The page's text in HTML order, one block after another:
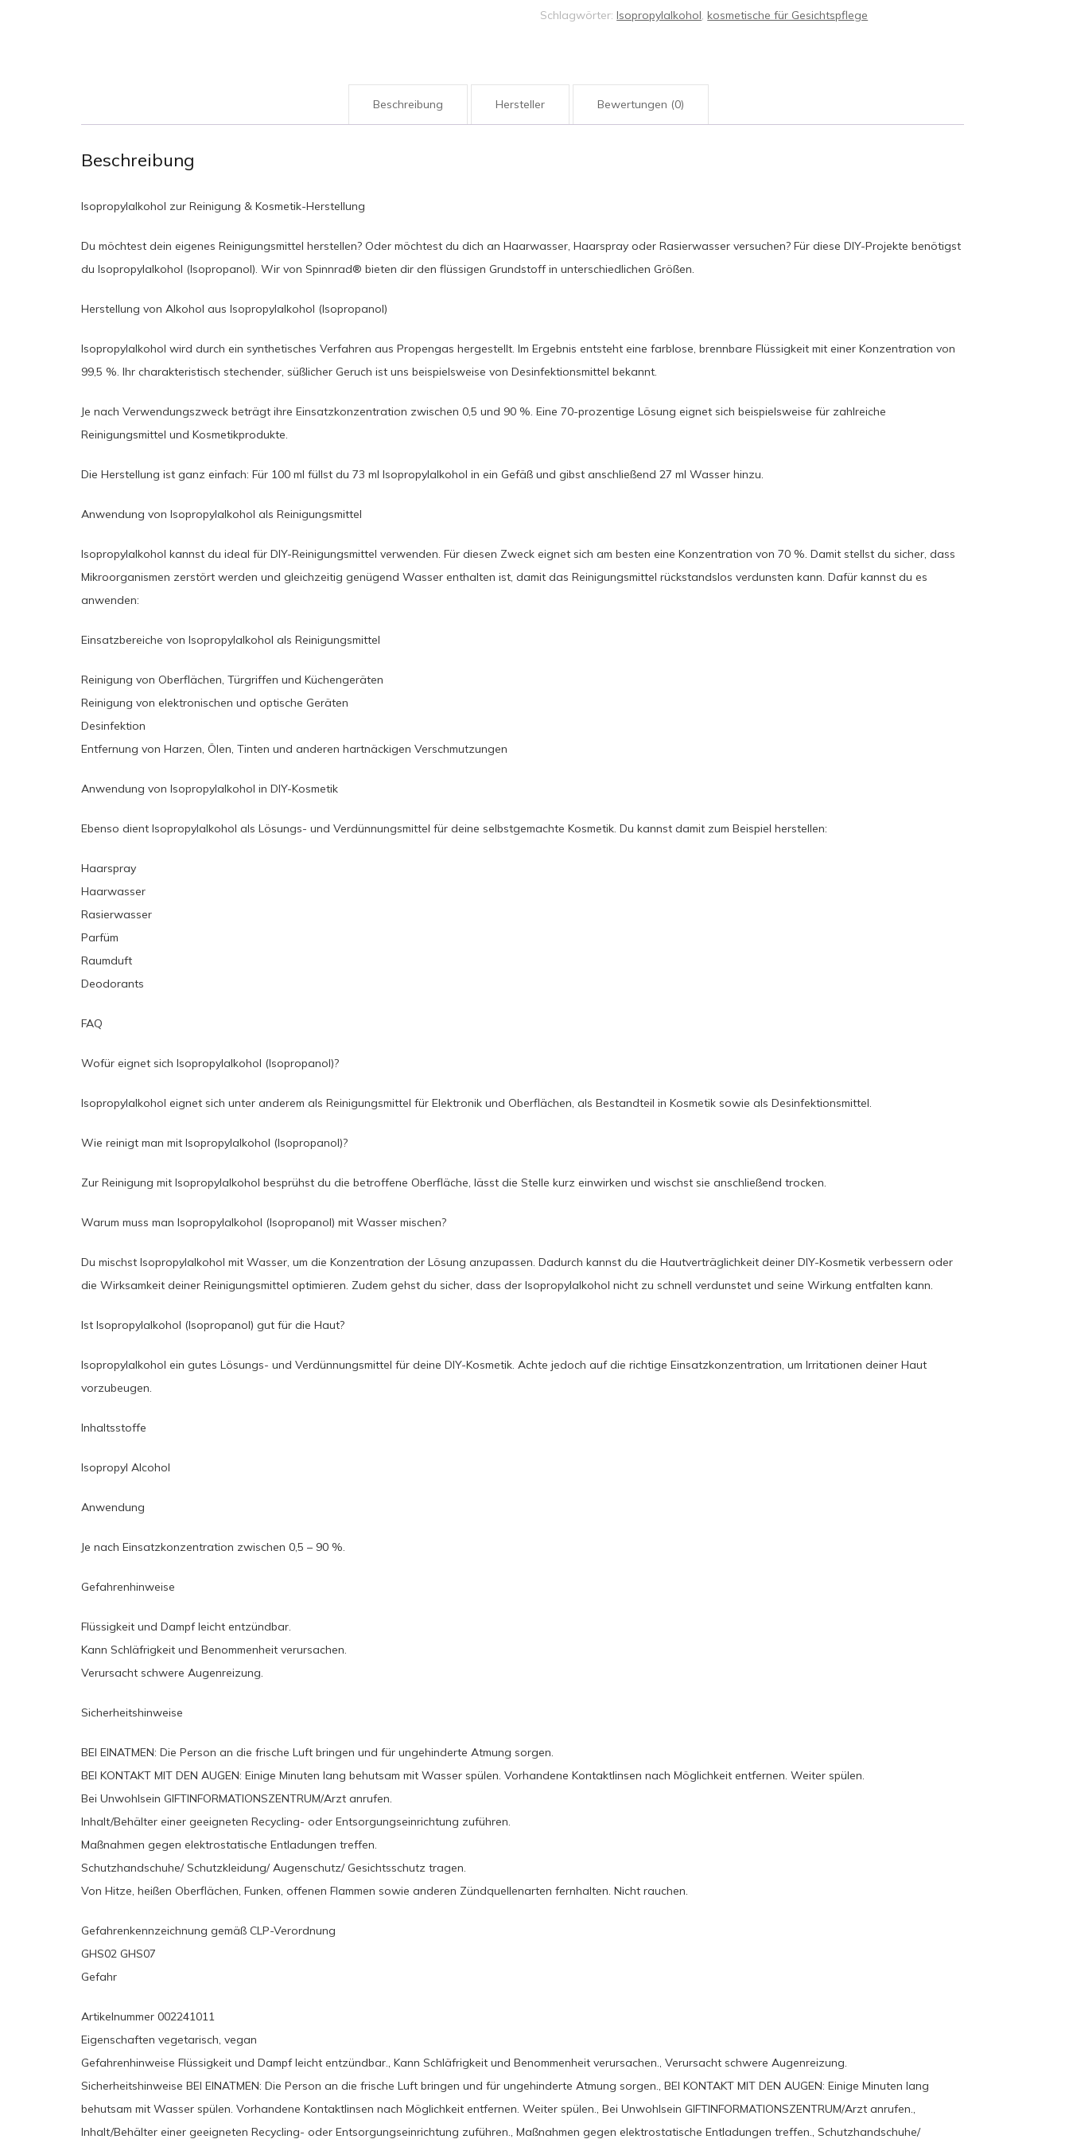
Schlagwörter:Isopropylalkohol,kosmetische für Gesichtspflege
Beschreibung Hersteller Bewertungen (0)
Beschreibung
Isopropylalkohol zur Reinigung & Kosmetik-Herstellung
Du möchtest dein eigenes Reinigungsmittel herstellen? Oder möchtest du dich an Haarwasser, Haarspray oder Rasierwasser versuchen? Für diese DIY-Projekte benötigst
du Isopropylalkohol (Isopropanol). Wir von Spinnrad® bieten dir den flüssigen Grundstoff in unterschiedlichen Größen.
Herstellung von Alkohol aus Isopropylalkohol (Isopropanol)
Isopropylalkohol wird durch ein synthetisches Verfahren aus Propengas hergestellt. Im Ergebnis entsteht eine farblose, brennbare Flüssigkeit mit einer Konzentration von
99,5 %. Ihr charakteristisch stechender, süßlicher Geruch ist uns beispielsweise von Desinfektionsmittel bekannt.
Je nach Verwendungszweck beträgt ihre Einsatzkonzentration zwischen 0,5 und 90 %. Eine 70-prozentige Lösung eignet sich beispielsweise für zahlreiche
Reinigungsmittel und Kosmetikprodukte.
Die Herstellung ist ganz einfach: Für 100 ml füllst du 73 ml Isopropylalkohol in ein Gefäß und gibst anschließend 27 ml Wasser hinzu.
Anwendung von Isopropylalkohol als Reinigungsmittel
Isopropylalkohol kannst du ideal für DIY-Reinigungsmittel verwenden. Für diesen Zweck eignet sich am besten eine Konzentration von 70 %. Damit stellst du sicher, dass
Mikroorganismen zerstört werden und gleichzeitig genügend Wasser enthalten ist, damit das Reinigungsmittel rückstandslos verdunsten kann. Dafür kannst du es
anwenden:
Einsatzbereiche von Isopropylalkohol als Reinigungsmittel
Reinigung von Oberflächen, Türgriffen und Küchengeräten
Reinigung von elektronischen und optische Geräten
Desinfektion
Entfernung von Harzen, Ölen, Tinten und anderen hartnäckigen Verschmutzungen
Anwendung von Isopropylalkohol in DIY-Kosmetik
Ebenso dient Isopropylalkohol als Lösungs- und Verdünnungsmittel für deine selbstgemachte Kosmetik. Du kannst damit zum Beispiel herstellen:
Haarspray
Haarwasser
Rasierwasser
Parfüm
Raumduft
Deodorants
FAQ
Wofür eignet sich Isopropylalkohol (Isopropanol)?
Isopropylalkohol eignet sich unter anderem als Reinigungsmittel für Elektronik und Oberflächen, als Bestandteil in Kosmetik sowie als Desinfektionsmittel.
Wie reinigt man mit Isopropylalkohol (Isopropanol)?
Zur Reinigung mit Isopropylalkohol besprühst du die betroffene Oberfläche, lässt die Stelle kurz einwirken und wischst sie anschließend trocken.
Warum muss man Isopropylalkohol (Isopropanol) mit Wasser mischen?
Du mischst Isopropylalkohol mit Wasser, um die Konzentration der Lösung anzupassen. Dadurch kannst du die Hautverträglichkeit deiner DIY-Kosmetik verbessern oder
die Wirksamkeit deiner Reinigungsmittel optimieren. Zudem gehst du sicher, dass der Isopropylalkohol nicht zu schnell verdunstet und seine Wirkung entfalten kann.
Ist Isopropylalkohol (Isopropanol) gut für die Haut?
Isopropylalkohol ein gutes Lösungs- und Verdünnungsmittel für deine DIY-Kosmetik. Achte jedoch auf die richtige Einsatzkonzentration, um Irritationen deiner Haut
vorzubeugen.
Inhaltsstoffe
Isopropyl Alcohol
Anwendung
Je nach Einsatzkonzentration zwischen 0,5 – 90 %.
Gefahrenhinweise
Flüssigkeit und Dampf leicht entzündbar.
Kann Schläfrigkeit und Benommenheit verursachen.
Verursacht schwere Augenreizung.
Sicherheitshinweise
BEI EINATMEN: Die Person an die frische Luft bringen und für ungehinderte Atmung sorgen.
BEI KONTAKT MIT DEN AUGEN: Einige Minuten lang behutsam mit Wasser spülen. Vorhandene Kontaktlinsen nach Möglichkeit entfernen. Weiter spülen.
Bei Unwohlsein GIFTINFORMATIONSZENTRUM/Arzt anrufen.
Inhalt/Behälter einer geeigneten Recycling- oder Entsorgungseinrichtung zuführen.
Maßnahmen gegen elektrostatische Entladungen treffen.
Schutzhandschuhe/ Schutzkleidung/ Augenschutz/ Gesichtsschutz tragen.
Von Hitze, heißen Oberflächen, Funken, offenen Flammen sowie anderen Zündquellenarten fernhalten. Nicht rauchen.
Gefahrenkennzeichnung gemäß CLP-Verordnung
GHS02 GHS07
Gefahr
Artikelnummer 002241011
Eigenschaften vegetarisch, vegan
Gefahrenhinweise Flüssigkeit und Dampf leicht entzündbar., Kann Schläfrigkeit und Benommenheit verursachen., Verursacht schwere Augenreizung.
Sicherheitshinweise BEI EINATMEN: Die Person an die frische Luft bringen und für ungehinderte Atmung sorgen., BEI KONTAKT MIT DEN AUGEN: Einige Minuten lang
behutsam mit Wasser spülen. Vorhandene Kontaktlinsen nach Möglichkeit entfernen. Weiter spülen., Bei Unwohlsein GIFTINFORMATIONSZENTRUM/Arzt anrufen.,
Inhalt/Behälter einer geeigneten Recycling- oder Entsorgungseinrichtung zuführen., Maßnahmen gegen elektrostatische Entladungen treffen., Schutzhandschuhe/